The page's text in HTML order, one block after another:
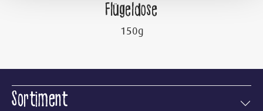
Flügeldose
150g
Sortiment